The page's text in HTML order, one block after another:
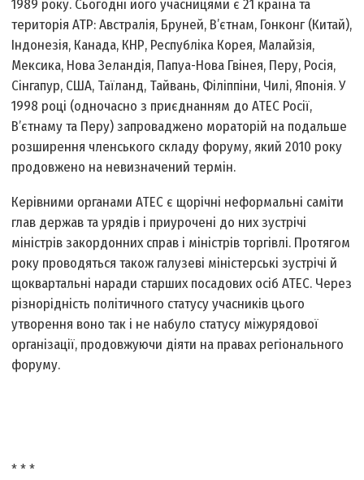
1989 року. Сьогодні його учасницями є 21 країна та
територія АТР: Австралія, Бруней, В’єтнам, Гонконг (Китай),
Індонезія, Канада, КНР, Республіка Корея, Малайзія,
Мексика, Нова Зеландія, Папуа-Нова Гвінея, Перу, Росія,
Сінгапур, США, Таїланд, Тайвань, Філіппіни, Чилі, Японія. У
1998 році (одночасно з приєднанням до АТЕС Росії,
В’єтнаму та Перу) запроваджено мораторій на подальше
розширення членського складу форуму, який 2010 року
продовжено на невизначений термін.
Керівними органами АТЕС є щорічні неформальні саміти
глав держав та урядів і приурочені до них зустрічі
міністрів закордонних справ і міністрів торгівлі. Протягом
року проводяться також галузеві міністерські зустрічі й
щоквартальні наради старших посадових осіб АТЕС. Через
різнорідність політичного статусу учасників цього
утворення воно так і не набуло статусу міжурядової
організації, продовжуючи діяти на правах регіонального
форуму.
* * *